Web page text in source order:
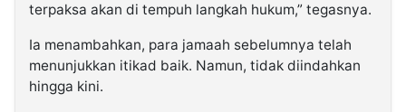
terpaksa akan di tempuh langkah hukum,” tegasnya.
Ia menambahkan, para jamaah sebelumnya telah
menunjukkan itikad baik. Namun, tidak diindahkan
hingga kini.